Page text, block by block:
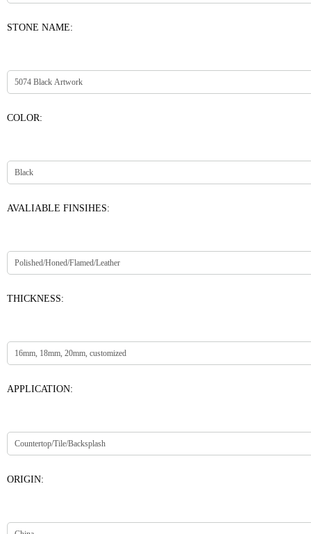
STONE NAME:
COLOR:
AVALIABLE FINSIHES:
THICKNESS:
APPLICATION:
ORIGIN: